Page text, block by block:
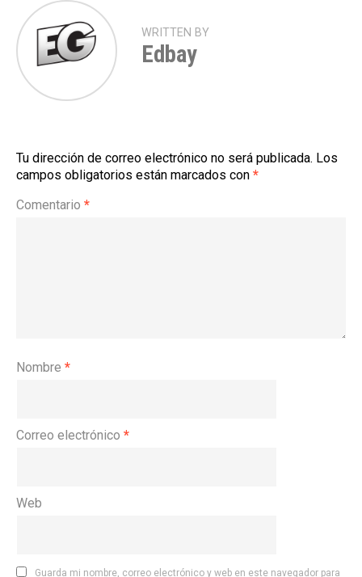
WRITTEN BY
Edbay
Tu dirección de correo electrónico no será publicada. Los
campos obligatorios están marcados con *
Comentario *
Nombre *
Correo electrónico *
Web
Guarda mi nombre, correo electrónico y web en este navegador para